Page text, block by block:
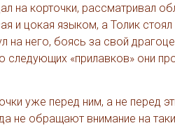
на корточки, рассматривал
и цокая языком, а Толик
на него, боясь за свой
следующих «прилавков» они
уже перед ним, а не перед
не обращают внимание на